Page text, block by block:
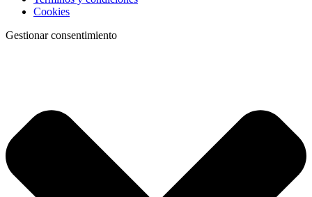
Cookies
Gestionar consentimiento